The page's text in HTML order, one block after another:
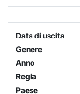
Data di uscita
Genere
Anno
Regia
Paese